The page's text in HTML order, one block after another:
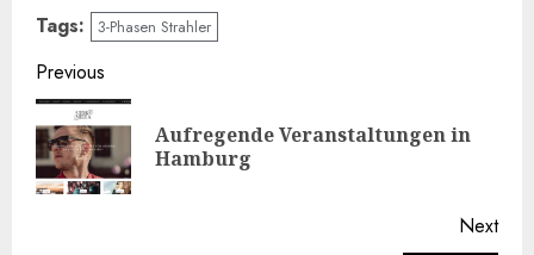
Tags: 3-Phasen Strahler
Continue
Reading
Previous
Aufregende Veranstaltungen in
Hamburg
Next